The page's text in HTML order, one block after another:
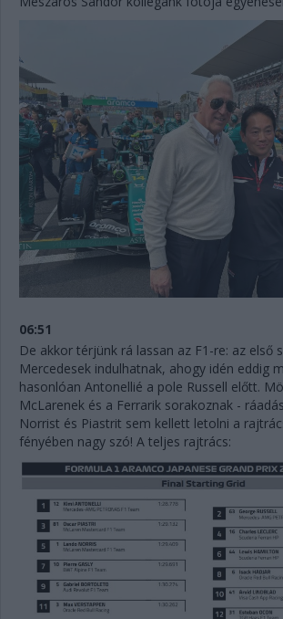
06:51
De akkor térjünk rá lassan az F1-re: az első
Mercedesek indulhatnak, ahogy idén eddig
hasonlóan Antonellié a pole Russell előtt.
McLarenek és a Ferrarik sorakoznak -
Norrist és Piastrit sem kellett letolni a
fényében nagy szó! A teljes rajtrács: